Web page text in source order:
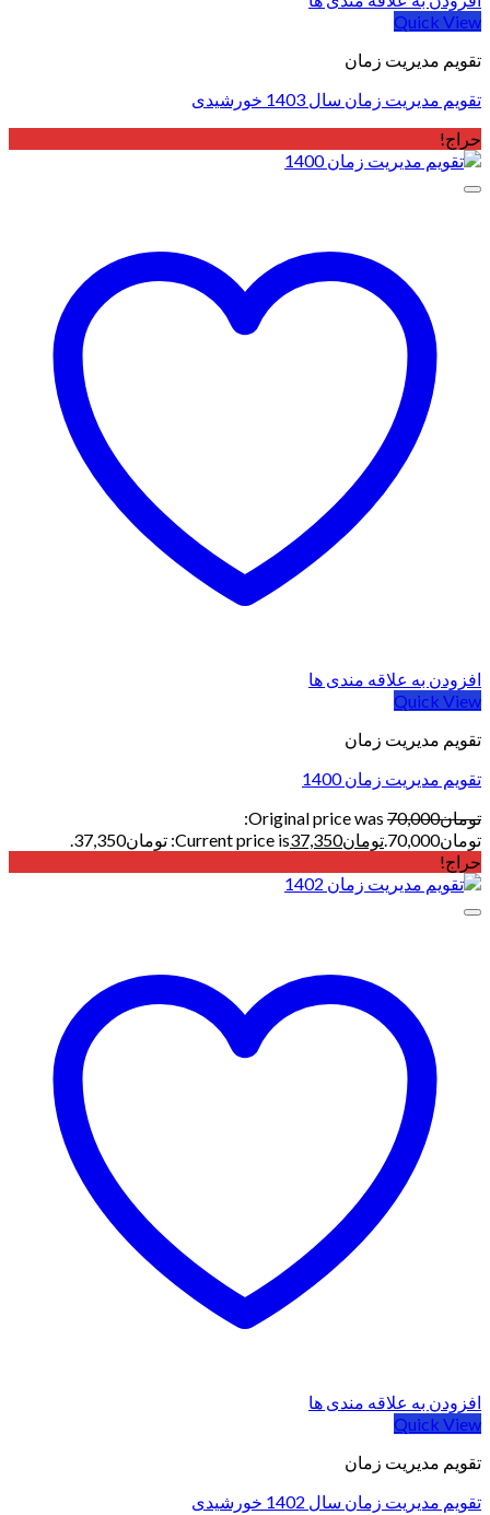
Quick View
تقویم مدیریت زمان
تقویم مدیریت زمان سال 1403 خورشیدی
حراج!
افزودن به علاقه مندی ها
Quick View
تقویم مدیریت زمان
تقویم مدیریت زمان 1400
تومان70,000
Original price was:
تومان70,000.
تومان37,350Current price is: تومان37,350.
حراج!
افزودن به علاقه مندی ها
Quick View
تقویم مدیریت زمان
تقویم مدیریت زمان سال 1402 خورشیدی